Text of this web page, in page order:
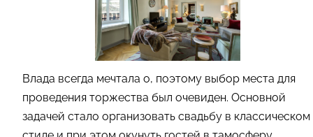
Влада всегда мечтала о, поэтому выбор места для
проведения торжества был очевиден. Основной
задачей стало организовать свадьбу в классическом